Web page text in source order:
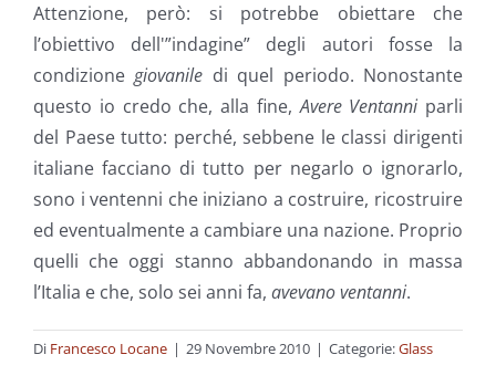
Attenzione, però: si potrebbe obiettare che
l’obiettivo dell'”indagine” degli autori fosse la
condizionegiovanile di quel periodo. Nonostante
questo io credo che, alla fine,Avere Ventanni parli
del Paese tutto: perché, sebbene le classi dirigenti
italiane facciano di tutto per negarlo o ignorarlo,
sono i ventenni che iniziano a costruire, ricostruire
ed eventualmente a cambiare una nazione. Proprio
quelli che oggi stanno abbandonando in massa
l’Italia e che, solo sei anni fa, avevano ventanni.
Di Francesco Locane | 29 Novembre 2010 | Categorie:Glass